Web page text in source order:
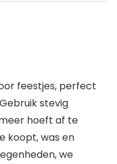
feestjes, perfect
stevig
hoeft af te
koopt, was en
we